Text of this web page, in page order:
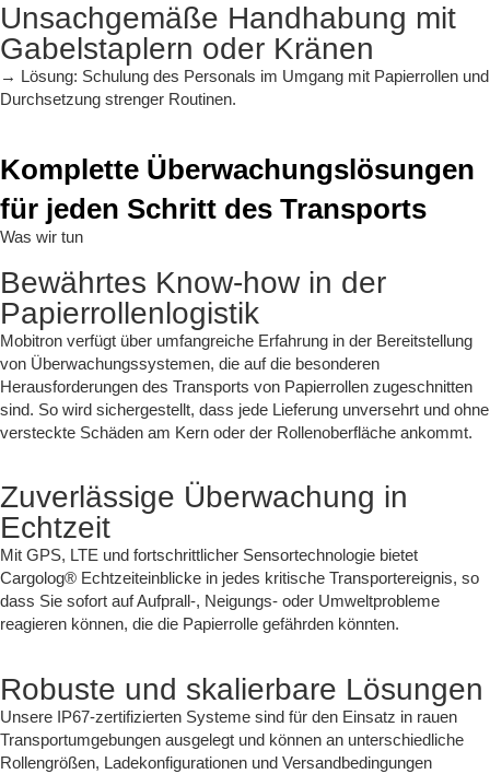
Unsachgemäße Handhabung mit
Gabelstaplern oder Kränen
→ Lösung: Schulung des Personals im Umgang mit Papierrollen und
Durchsetzung strenger Routinen.
Komplette Überwachungslösungen
für jeden Schritt des Transports
Was wir tun
Bewährtes Know-how in der
Papierrollenlogistik
Mobitron verfügt über umfangreiche Erfahrung in der Bereitstellung
von Überwachungssystemen, die auf die besonderen
Herausforderungen des Transports von Papierrollen zugeschnitten
sind. So wird sichergestellt, dass jede Lieferung unversehrt und ohne
versteckte Schäden am Kern oder der Rollenoberfläche ankommt.
Zuverlässige Überwachung in
Echtzeit
Mit GPS, LTE und fortschrittlicher Sensortechnologie bietet
Cargolog® Echtzeiteinblicke in jedes kritische Transportereignis, so
dass Sie sofort auf Aufprall-, Neigungs- oder Umweltprobleme
reagieren können, die die Papierrolle gefährden könnten.
Robuste und skalierbare Lösungen
Unsere IP67-zertifizierten Systeme sind für den Einsatz in rauen
Transportumgebungen ausgelegt und können an unterschiedliche
Rollengrößen, Ladekonfigurationen und Versandbedingungen